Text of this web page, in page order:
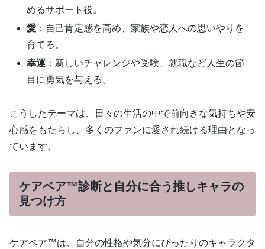
めるサポート役。
愛 ：自己肯定感を高め、家族や恋人への思いやりを
育てる。
幸運 ：新しいチャレンジや受験、就職など人生の節
目に勇気を与える。
こうしたテーマは、日々の生活の中で前向きな気持ちや安
心感をもたらし、多くのファンに愛され続ける理由となっ
ています。
ケアベア™診断と自分に合う推しキャラの
見つけ方
ケアベア™は、自分の性格や気分にぴったりのキャラクタ